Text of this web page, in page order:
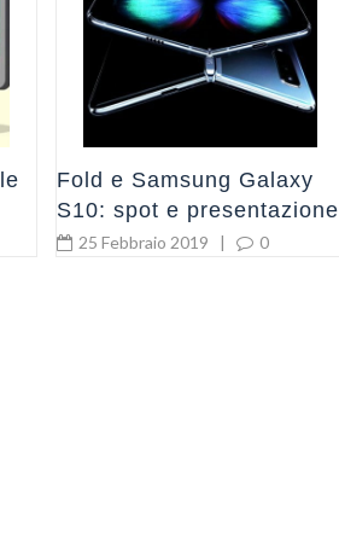
Fold e Samsung Galaxy
S10: spot e presentazione
ufficiale
25 Febbraio 2019 | 0